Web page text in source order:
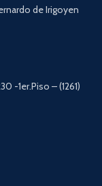
de Irigoyen
-1er.Piso – (1261)